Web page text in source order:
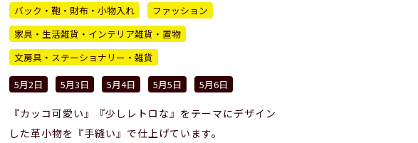
バック・鞄・財布・小物入れ
ファッション
家具・生活雑貨・インテリア雑貨・置物
文房具・ステーショナリー・雑貨
5月2日
5月3日 5月4日 5月5日 5月6日
『カッコ可愛い』『少しレトロな』をテーマにデザイン
した革小物を『手縫い』で仕上げています。